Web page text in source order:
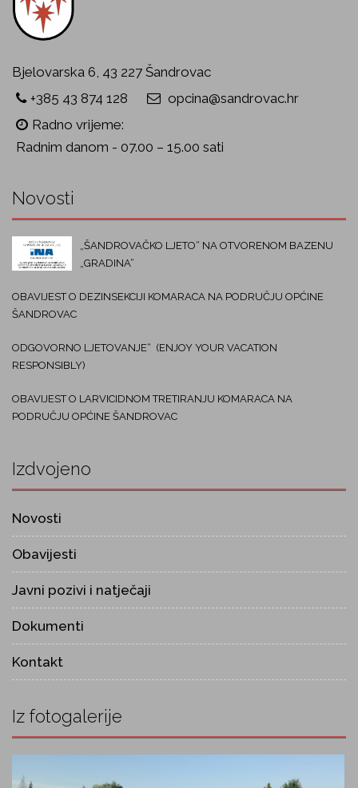
Bjelovarska 6, 43 227 Šandrovac
+385 43 874 128
opcina@sandrovac.hr
Radno vrijeme:
Radnim danom - 07.00 – 15.00 sati
Novosti
„ŠANDROVAČKO LJETO“ NA OTVORENOM BAZENU
„GRADINA“
OBAVIJEST O DEZINSEKCIJI KOMARACA NA PODRUČJU OPĆINE
ŠANDROVAC
ODGOVORNO LJETOVANJE“ (ENJOY YOUR VACATION
RESPONSIBLY)
OBAVIJEST O LARVICIDNOM TRETIRANJU KOMARACA NA
PODRUČJU OPĆINE ŠANDROVAC
Izdvojeno
Novosti
Obavijesti
Javni pozivi i natječaji
Dokumenti
Kontakt
Iz fotogalerije